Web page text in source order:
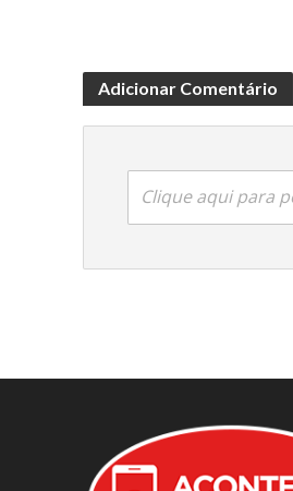
Adicionar Comentário
Clique aqui para